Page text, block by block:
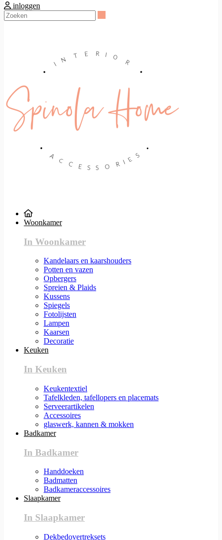
inloggen
Woonkamer
In Woonkamer
Kandelaars en kaarshouders
Potten en vazen
Opbergers
Spreien & Plaids
Kussens
Spiegels
Fotolijsten
Lampen
Kaarsen
Decoratie
Keuken
In Keuken
Keukentextiel
Tafelkleden, tafellopers en placemats
Serveerartikelen
Accessoires
glaswerk, kannen & mokken
Badkamer
In Badkamer
Handdoeken
Badmatten
Badkameraccessoires
Slaapkamer
In Slaapkamer
Dekbedovertreksets